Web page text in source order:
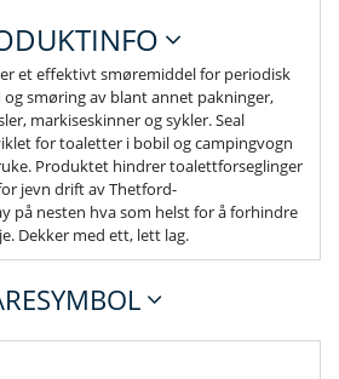
et effektivt smøremiddel for periodisk
smøring av blant annet pakninger,
markiseskinner og sykler. Seal
for toaletter i bobil og campingvogn
Produktet hindrer toalettforseglinger
jevn drift av Thetford-
på nesten hva som helst for å forhindre
Dekker med ett, lett lag.